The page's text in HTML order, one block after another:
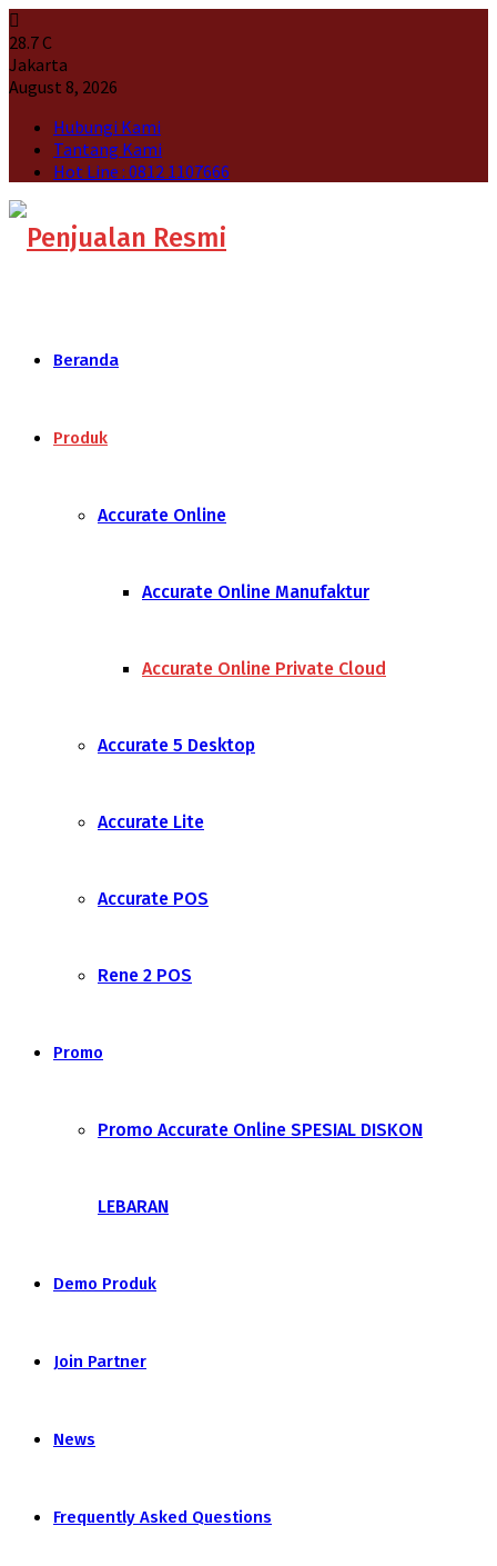
28.7C
Jakarta
August 8, 2026
Hubungi Kami
Tantang Kami
Hot Line : 0812 1107666
Beranda
Produk
Accurate Online
Accurate Online Manufaktur
Accurate Online Private Cloud
Accurate 5 Desktop
Accurate Lite
Accurate POS
Rene 2 POS
Promo
Promo Accurate Online SPESIAL DISKON
LEBARAN
Demo Produk
Join Partner
News
Frequently Asked Questions